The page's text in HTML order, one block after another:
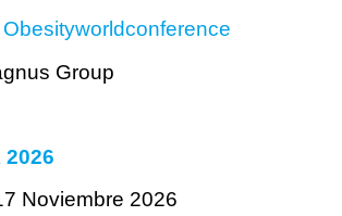
Obesityworldconference
Group
Noviembre 2026